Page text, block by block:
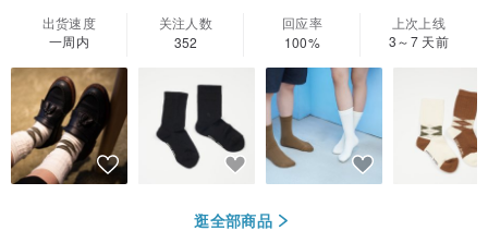
出货速度
一周内
关注人数
352
回应率
100%
上次上线
3～7 天前
逛全部商品